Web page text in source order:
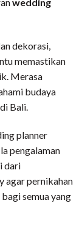
dekorasi,
memastikan
Merasa
budaya
Bali.
planner
pengalaman
dari
agar pernikahan
semua yang